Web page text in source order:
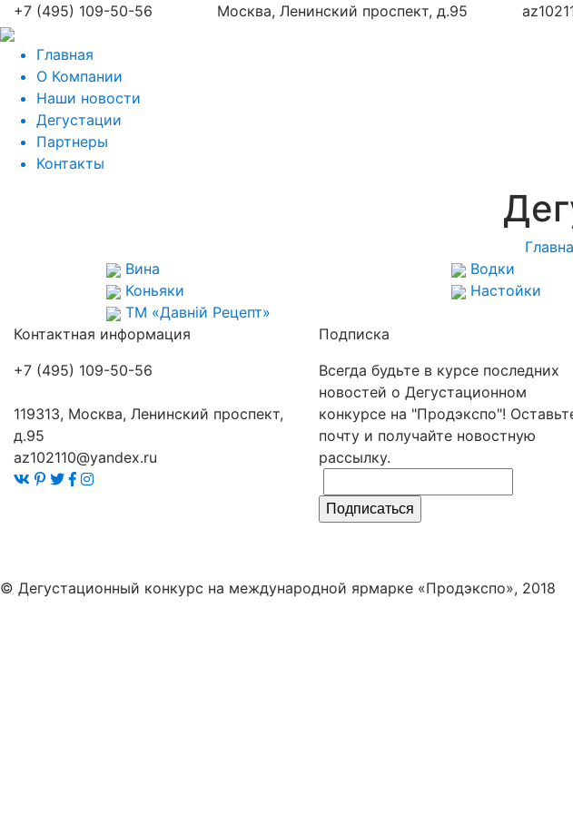
+7 (495) 109-50-56 Москва, Ленинский проспект, д.95
Главная
О Компании
Наши новости
Дегустации
Партнеры
Контакты
Вина
Водки
Коньяки
Настойки
ТМ «Давній Рецепт»
Контактная информация
+7 (495) 109-50-56
119313, Москва, Ленинский проспект,
д.95
az102110@yandex.ru
Подписка
Всегда будьте в курсе последних
новостей о Дегустационном
конкурсе на "Продэкспо"!
почту и получайте новостную
рассылку.
Подписаться
© Дегустационный конкурс на международной ярмарке «Продэкспо», 2018